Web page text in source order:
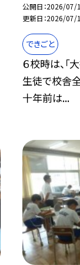
公開日 2026/07/
更新日 2026/07/
できごと
６校時は、「
生徒で校舎
十年前は...